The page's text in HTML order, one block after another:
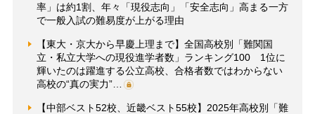
率」は約1割、年々「現役志向」「安全志向」高まる一方
で一般入試の難易度が上がる理由
【東大・京大から早慶上理まで】全国高校別「難関国
立・私立大学への現役進学者数」ランキング100 1位に
輝いたのは躍進する公立高校、合格者数ではわからない
高校の“真の実力”…
【中部ベスト52校、近畿ベスト55校】2025年高校別「難